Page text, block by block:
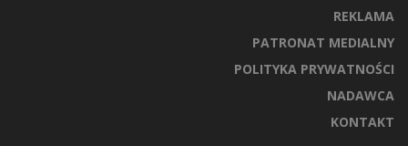
REKLAMA
PATRONAT MEDIALNY
POLITYKA PRYWATNOŚCI
NADAWCA
KONTAKT